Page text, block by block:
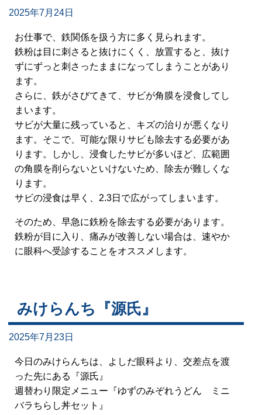
2025年7月24日
お仕事で、鉄関係を扱う方に多く見られます。
鉄粉は目に刺さると抜けにくく、放置すると、抜け
ずにずっと刺さったままになってしまうことがあり
ます。
さらに、鉄がさびてきて、サビが角膜を浸食してし
まいます。
サビが大量に残っていると、キズの治りが悪くなり
ます。そこで、可能な限りサビも除去する必要があ
ります。しかし、浸食したサビが多いほど、広範囲
の角膜を削らないといけないため、除去が難しくな
ります。
サビの浸食は早く、2.3日で広がってしまいます。
そのため、早急に鉄粉を除去する必要があります。
鉄粉が目に入り、痛みが改善しない場合は、速やか
に眼科へ受診することをオススメします。
みけらんち『源氏』
2025年7月23日
今日のみけらんちは、よしだ眼科より、交差点を渡
った先にある『源氏』
週替わり限定メニュー『ゆずのみぞれうどん ミニ
バラちらし丼セット』